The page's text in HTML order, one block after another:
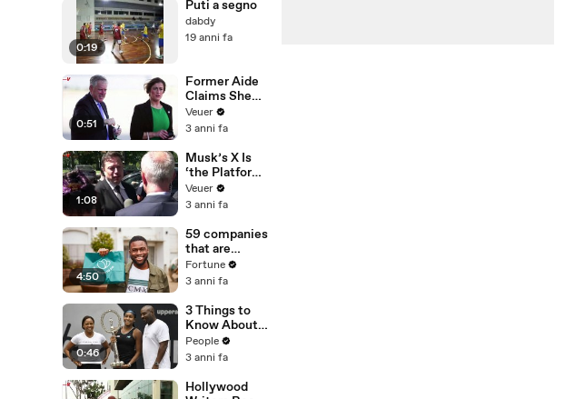
0:19
Puti a segno
dabdy
19 anni fa
0:51
Former Aide
Claims She
Was Asked to
Make a ‘Hit
Trump
Veuer
3 anni fa
1:08
Musk’s X Is
‘the Platform
With the
Largest Ratio
Misinformatio
n or
Disinformatio
n’ Amongst
All Social
Media
Platforms
Veuer
3 anni fa
4:50
59 companies
that are
changing the
world: From
Chobani
Fortune
3 anni fa
0:46
3 Things to
Know About
Coco Gauff's
Parents
People
3 anni fa
Hollywood